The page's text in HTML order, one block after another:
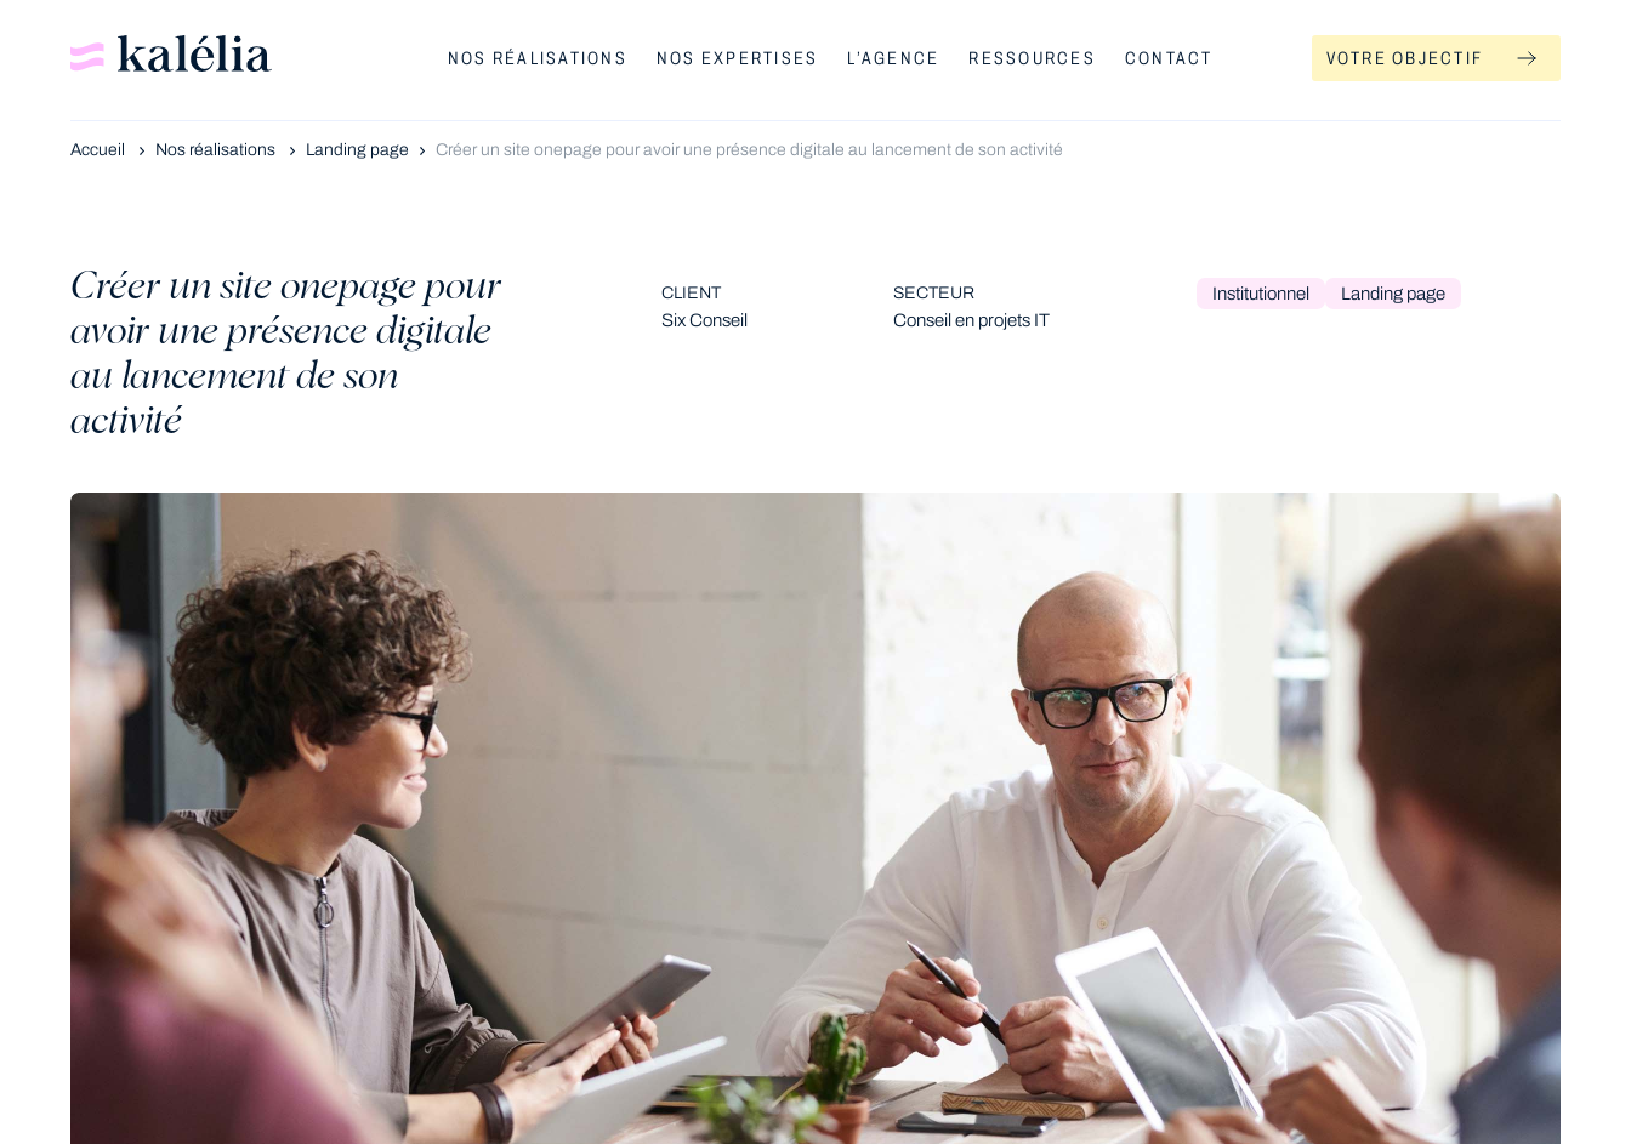
NOS RÉALISATIONS NOS EXPERTISES L’AGENCE RESSOURCES CONTACT VOTRE OBJECTIF
Accueil Nos réalisations Landing page Créer un site onepage pour avoir une présence digitale au lancement de son activité
Créer un site onepage pour
avoir une présence digitale
au lancement de son
activité
CLIENT
Six Conseil
SECTEUR
Conseil en projets IT
Institutionnel Landing page